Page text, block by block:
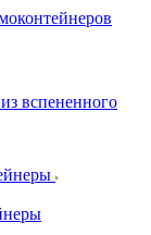
вспененного